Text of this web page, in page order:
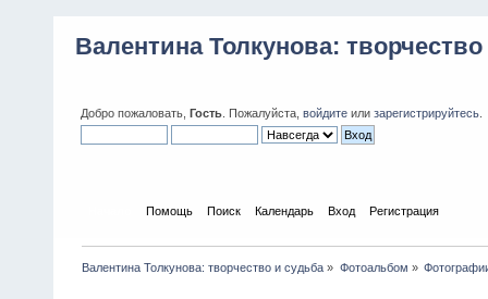
Валентина Толкунова:
Добро пожаловать, Гость . Пожалуйста, войдите или зарегистрируйтесь
Помощь Поиск Календарь Вход Регистрация
Валентина Толкунова: творчество и судьба » Фотоальбом »